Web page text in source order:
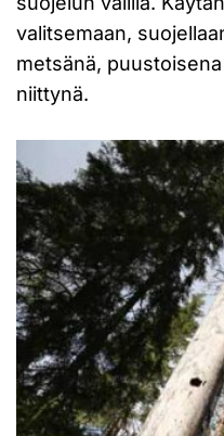
valitsemaan,
metsänä,
niittynä.